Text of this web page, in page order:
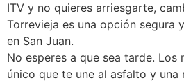
ITV y no quieres arriesgarte,
Torrevieja es una opción segura
en San Juan.
No esperes a que sea tarde. Los
único que te une al asfalto y una